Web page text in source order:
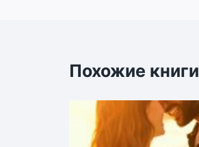
Похожие книги